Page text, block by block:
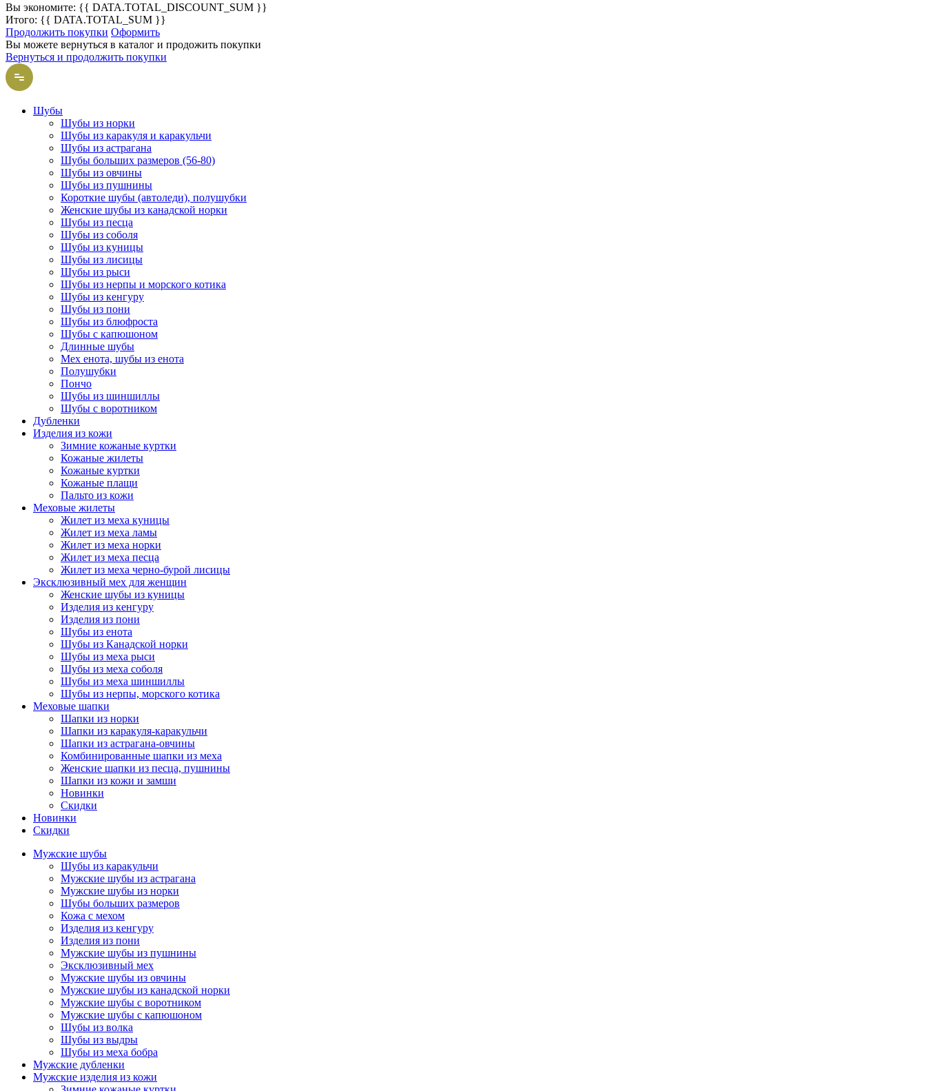
Вы экономите: {{ DATA.TOTAL_DISCOUNT_SUM }}
Итого: {{ DATA.TOTAL_SUM }}
Продолжить покупки Оформить
Вы можете вернуться в каталог и продожить покупки
Вернуться и продолжить покупки
Шубы
Шубы из норки
Шубы из каракуля и каракульчи
Шубы из астрагана
Шубы больших размеров (56-80)
Шубы из овчины
Шубы из пушнины
Короткие шубы (автоледи), полушубки
Женские шубы из канадской норки
Шубы из песца
Шубы из соболя
Шубы из куницы
Шубы из лисицы
Шубы из рыси
Шубы из нерпы и морского котика
Шубы из кенгуру
Шубы из пони
Шубы из блюфроста
Шубы с капюшоном
Длинные шубы
Мех енота, шубы из енота
Полушубки
Пончо
Шубы из шиншиллы
Шубы с воротником
Дубленки
Изделия из кожи
Зимние кожаные куртки
Кожаные жилеты
Кожаные куртки
Кожаные плащи
Пальто из кожи
Меховые жилеты
Жилет из меха куницы
Жилет из меха ламы
Жилет из меха норки
Жилет из меха песца
Жилет из меха черно-бурой лисицы
Эксклюзивный мех для женщин
Женские шубы из куницы
Изделия из кенгуру
Изделия из пони
Шубы из енота
Шубы из Канадской норки
Шубы из меха рыси
Шубы из меха соболя
Шубы из меха шиншиллы
Шубы из нерпы, морского котика
Меховые шапки
Шапки из норки
Шапки из каракуля-каракульчи
Шапки из астрагана-овчины
Комбинированные шапки из меха
Женские шапки из песца, пушнины
Шапки из кожи и замши
Новинки
Скидки
Новинки
Скидки
Мужские шубы
Шубы из каракульчи
Мужские шубы из астрагана
Мужские шубы из норки
Шубы больших размеров
Кожа с мехом
Изделия из кенгуру
Изделия из пони
Мужские шубы из пушнины
Эксклюзивный мех
Мужские шубы из овчины
Мужские шубы из канадской норки
Мужские шубы с воротником
Мужские шубы с капюшоном
Шубы из волка
Шубы из выдры
Шубы из меха бобра
Мужские дубленки
Мужские изделия из кожи